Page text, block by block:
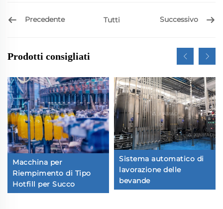
Precedente Tutti Successivo
Prodotti consigliati
Macchina per
Riempimento di Tipo
Hotfill per Succo
Sistema automatico di
lavorazione delle
bevande